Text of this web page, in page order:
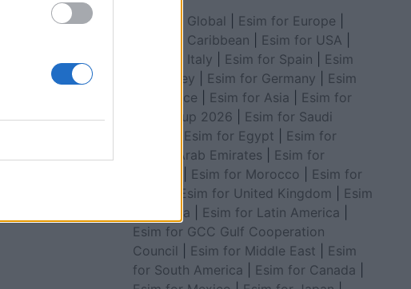
Esim for Global Esim for Europe
Esim for Caribbean
Esim for USA
Esim for Italy
Esim for Spain
Esim
for Turkey
Esim for Germany
Esim
for Greece
Esim for Asia
Esim for
World Cup 2026
Esim for Saudi
Esim for Egypt
Esim for
United Arab Emirates
Esim for
Esim for Morocco
Esim for
Esim for United Kingdom
Esim
for Africa
Esim for Latin America
Esim for GCC Gulf Cooperation
Council
Esim for Middle East
Esim
for South America
Esim for Canada